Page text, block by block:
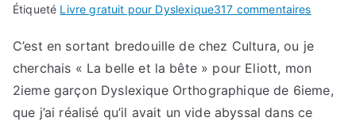
Étiqueté Livre gratuit pour Dyslexique317 commentairessur
de
C’est en sortant bredouille de chez Cultura, ou je
cherchais « La belle et la bête » pour Eliott, mon
2ieme garçon Dyslexique Orthographique de 6ieme,
que j’ai réalisé qu’il avait un vide abyssal dans ce